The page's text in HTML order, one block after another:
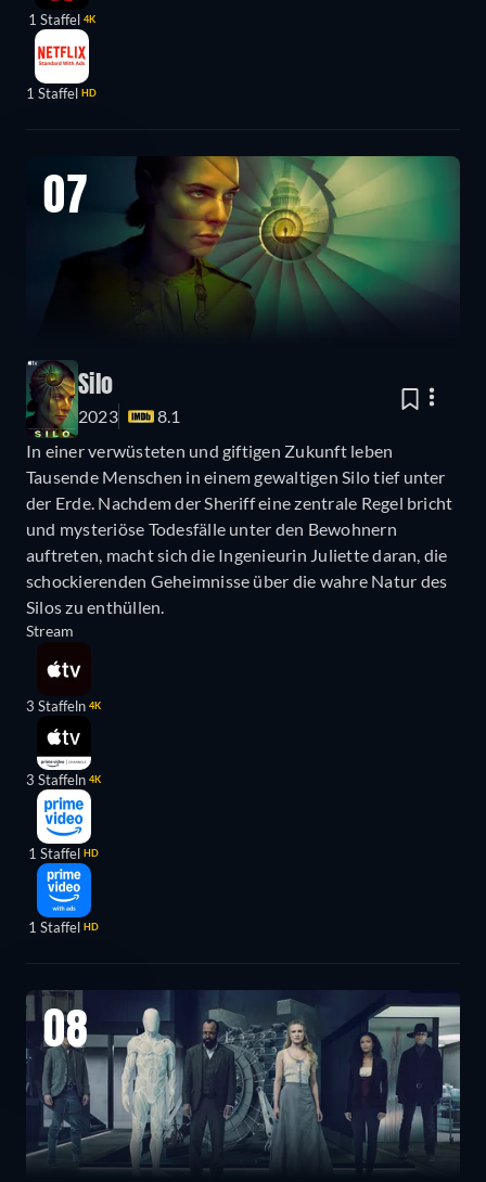
1 Staffel 4K
1 Staffel HD
07
Silo
2023
8.1
In einer verwüsteten und giftigen Zukunft leben
Tausende Menschen in einem gewaltigen Silo tief unter
der Erde. Nachdem der Sheriff eine zentrale Regel bricht
und mysteriöse Todesfälle unter den Bewohnern
auftreten, macht sich die Ingenieurin Juliette daran, die
schockierenden Geheimnisse über die wahre Natur des
Silos zu enthüllen.
Stream
3 Staffeln 4K
3 Staffeln 4K
1 Staffel HD
1 Staffel HD
08